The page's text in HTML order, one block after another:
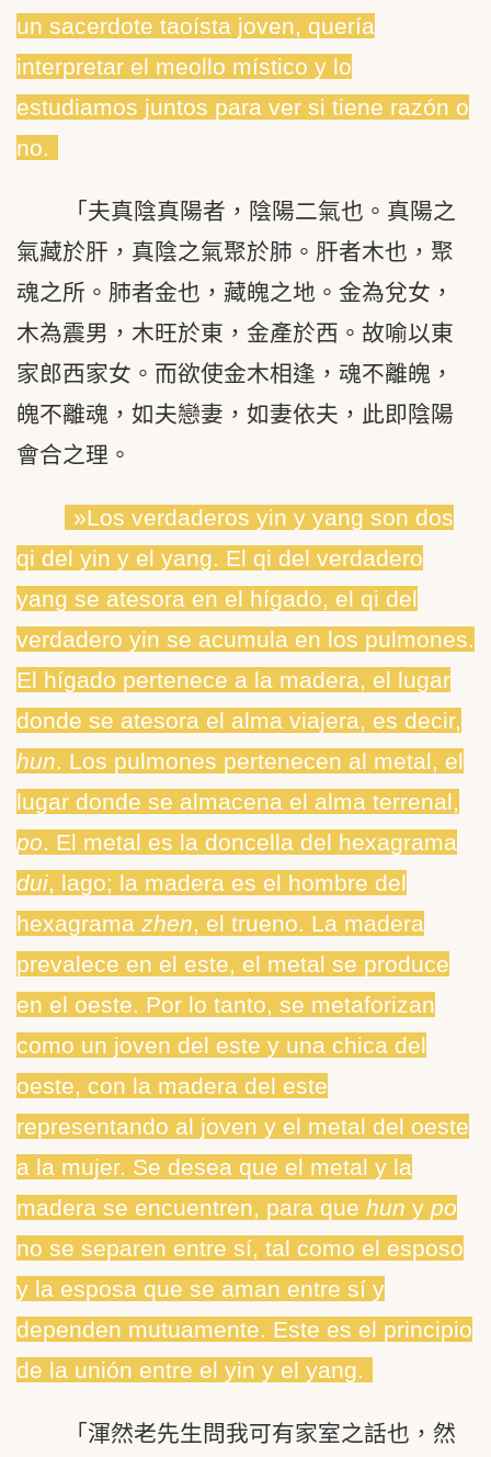
un sacerdote taoísta joven, quería
interpretar el meollo místico y lo
estudiamos juntos para ver si tiene razón o
no.
「夫真陰真陽者，陰陽二氣也。真陽之
氣藏於肝，真陰之氣聚於肺。肝者木也，聚
魂之所。肺者金也，藏魄之地。金為兌女，
木為震男，木旺於東，金產於西。故喻以東
家郎西家女。而欲使金木相逢，魂不離魄，
魄不離魂，如夫戀妻，如妻依夫，此即陰陽
會合之理。
»Los verdaderos yin y yang son dos
qi del yin y el yang. El qi del verdadero
yang se atesora en el hígado, el qi del
verdadero yin se acumula en los pulmones.
El hígado pertenece a la madera, el lugar
donde se atesora el alma viajera, es decir,
hun. Los pulmones pertenecen al metal, el
lugar donde se almacena el alma terrenal,
po. El metal es la doncella del hexagrama
dui, lago; la madera es el hombre del
hexagrama zhen, el trueno. La madera
prevalece en el este, el metal se produce
en el oeste. Por lo tanto, se metaforizan
como un joven del este y una chica del
oeste, con la madera del este
representando al joven y el metal del oeste
a la mujer. Se desea que el metal y la
madera se encuentren, para que hun y po
no se separen entre sí, tal como el esposo
y la esposa que se aman entre sí y
dependen mutuamente. Este es el principio
de la unión entre el yin y el yang.
「渾然老先生問我可有家室之話也，然